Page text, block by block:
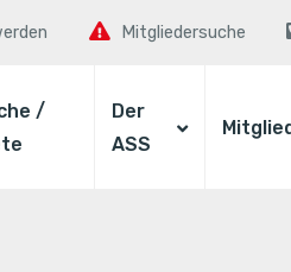
Mitgliedersuche
/
Der
ASS